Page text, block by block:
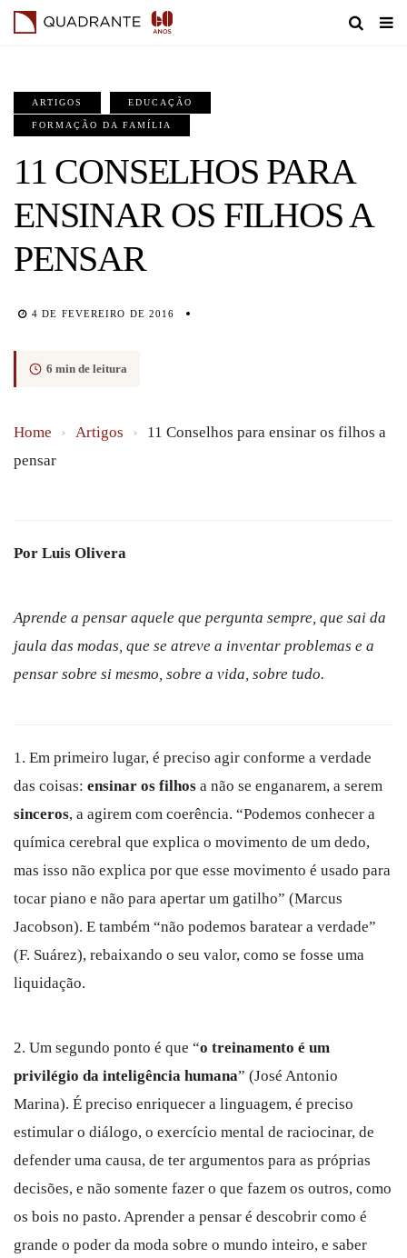
ARTIGOS EDUCAÇÃO
FORMAÇÃO DA FAMÍLIA
11 CONSELHOS PARA
ENSINAR OS FILHOS A
PENSAR
4 DE FEVEREIRO DE 2016
6 min de leitura
Home › Artigos ›
11 Conselhos para ensinar os filhos a
pensar
Por Luis Olivera
Aprende a pensar aquele que pergunta sempre, que sai da
jaula das modas, que se atreve a inventar problemas e a
pensar sobre si mesmo, sobre a vida, sobre tudo.
1. Em primeiro lugar, é preciso agir conforme a verdade
das coisas: ensinar os filhos a não se enganarem, a serem
sinceros, a agirem com coerência. “Podemos conhecer a
química cerebral que explica o movimento de um dedo,
mas isso não explica por que esse movimento é usado para
tocar piano e não para apertar um gatilho” (Marcus
Jacobson). E também “não podemos baratear a verdade”
(F. Suárez), rebaixando o seu valor, como se fosse uma
liquidação.
2. Um segundo ponto é que “o treinamento é um
privilégio da inteligência humana” (José Antonio
Marina). É preciso enriquecer a linguagem, é preciso
estimular o diálogo, o exercício mental de raciocinar, de
defender uma causa, de ter argumentos para as próprias
decisões, e não somente fazer o que fazem os outros, como
os bois no pasto. Aprender a pensar é descobrir como é
grande o poder da moda sobre o mundo inteiro, e saber